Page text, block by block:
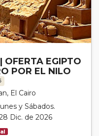
OFERTA EGIPTO
POR EL NILO
El Cairo
y Sábados.
Dic. de 2026